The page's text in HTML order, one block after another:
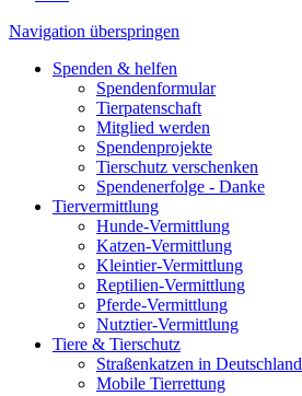
Navigation überspringen
Spenden & helfen
Spendenformular
Tierpatenschaft
Mitglied werden
Spendenprojekte
Tierschutz verschenken
Spendenerfolge - Danke
Tiervermittlung
Hunde-Vermittlung
Katzen-Vermittlung
Kleintier-Vermittlung
Reptilien-Vermittlung
Pferde-Vermittlung
Nutztier-Vermittlung
Tiere & Tierschutz
Straßenkatzen in Deutschland
Mobile Tierrettung